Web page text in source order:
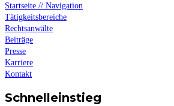
Startseite // Navigation
Tätigkeitsbereiche
Rechtsanwälte
Beiträge
Presse
Karriere
Kontakt
Schnelleinstieg